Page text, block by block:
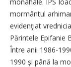
mormântul
evidenţiat
Părintele Epifanie
Între anii 1986-
1990 şi până la